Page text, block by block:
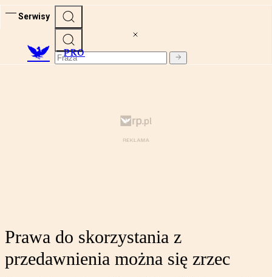
Serwisy
PRO
Prawa do skorzystania z
przedawnienia można się zrzec